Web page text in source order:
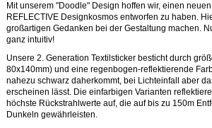
Mit unserem "Doodle" Design hoffen wir, einen
REFLECTIVE Designkosmos entworfen zu haben.
großartigen Gedanken bei der Gestaltung machen.
ganz intuitiv!
Unsere 2. Generation Textilsticker besticht durch
80x140mm) und eine regenbogen-reflektierende
nahezu schwarz daherkommt, bei Lichteinfall aber
erscheinen lässt. Die einfarbigen Varianten
höchste Rückstrahlwerte auf, die auf bis zu 150m
Dunkeln gewährleisten.